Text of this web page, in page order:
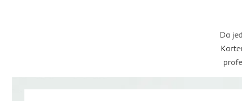
Da